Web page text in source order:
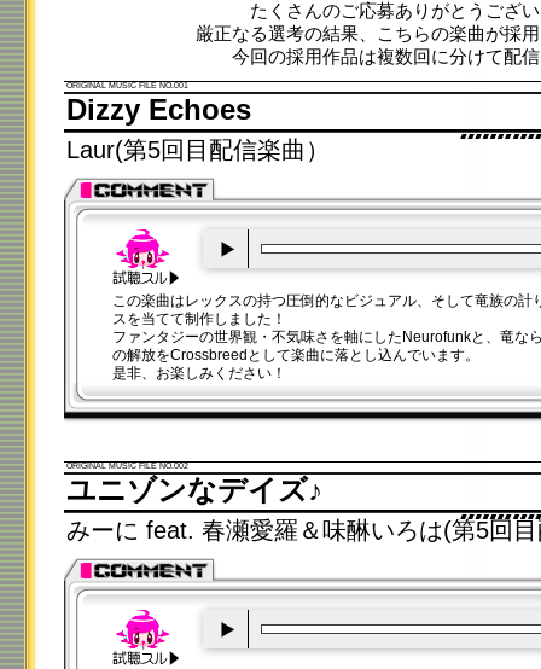
たくさんのご応募ありがとうござ
厳正なる選考の結果、こちらの楽曲が採
今回の採用作品は複数回に分けて配
ORIGINAL MUSIC FILE NO.001
Dizzy Echoes
Laur(第5回目配信楽曲）
この楽曲はレックスの持つ圧倒的なビジュアル、そして竜族の計
スを当てて制作しました！
ファンタジーの世界観・不気味さを軸にしたNeurofunkと、竜な
の解放をCrossbreedとして楽曲に落とし込んでいます。
是非、お楽しみください！
ORIGINAL MUSIC FILE NO.002
ユニゾンなデイズ♪
みーに feat. 春瀬愛羅＆味醂いろは(第5回